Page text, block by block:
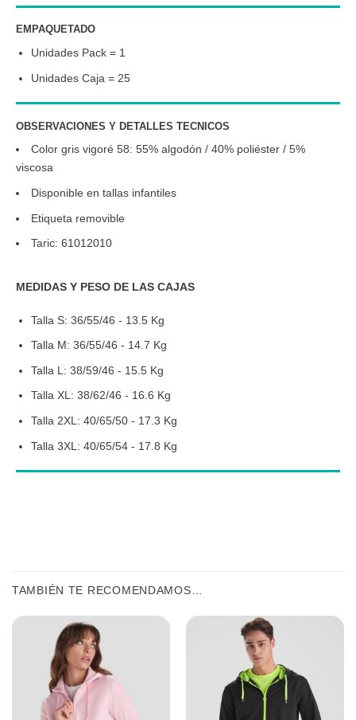
EMPAQUETADO
Unidades Pack = 1
Unidades Caja = 25
OBSERVACIONES Y DETALLES TECNICOS
Color gris vigoré 58: 55% algodón / 40% poliéster / 5%
viscosa
Disponible en tallas infantiles
Etiqueta removible
Taric: 61012010
MEDIDAS Y PESO DE LAS CAJAS
Talla S: 36/55/46 - 13.5 Kg
Talla M: 36/55/46 - 14.7 Kg
Talla L: 38/59/46 - 15.5 Kg
Talla XL: 38/62/46 - 16.6 Kg
Talla 2XL: 40/65/50 - 17.3 Kg
Talla 3XL: 40/65/54 - 17.8 Kg
TAMBIÉN TE RECOMENDAMOS…